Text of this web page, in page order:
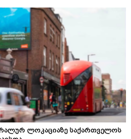
ლოკაციაზე საქართველოს